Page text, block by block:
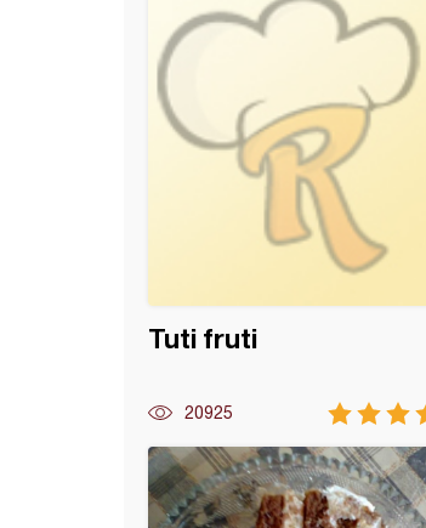
Tuti fruti
20925